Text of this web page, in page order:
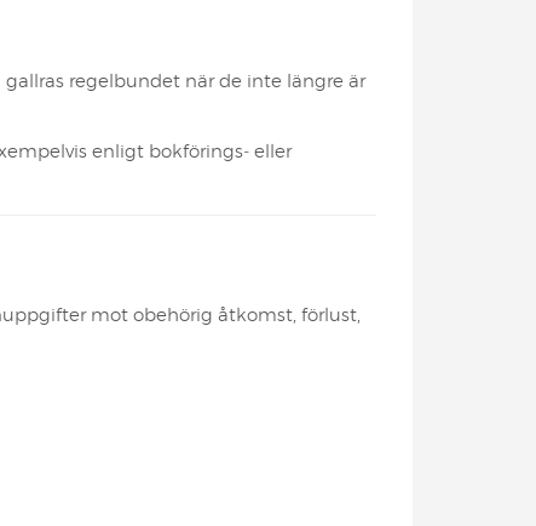
regelbundet när de inte längre är
enligt bokförings‑ eller
mot obehörig åtkomst, förlust,